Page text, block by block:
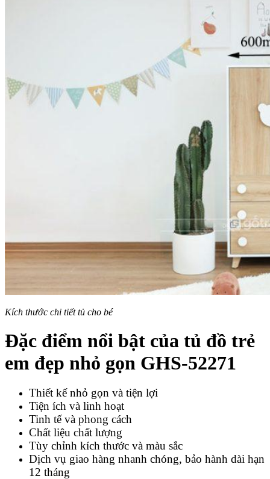
Kích thước chi tiết tủ cho bé
Đặc điểm nổi bật của tủ đồ trẻ
em đẹp nhỏ gọn GHS-52271
Thiết kế nhỏ gọn và tiện lợi
Tiện ích và linh hoạt
Tinh tế và phong cách
Chất liệu chất lượng
Tùy chỉnh kích thước và màu sắc
Dịch vụ giao hàng nhanh chóng, bảo hành dài hạn
12 tháng